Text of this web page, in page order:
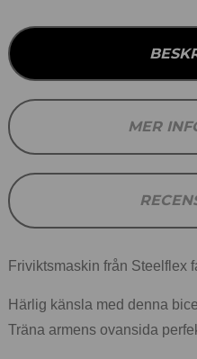
MER
Friviktsmaskin från Steelflex
Härlig känsla med denna
Träna armens ovansida